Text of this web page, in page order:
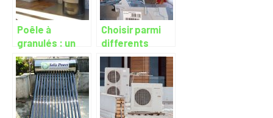
Poêle à
granulés : un
chauffage
design,
efficace et
écologique
Choisir parmi
differents
types de
chauffe-eaux
ecoenergetiques